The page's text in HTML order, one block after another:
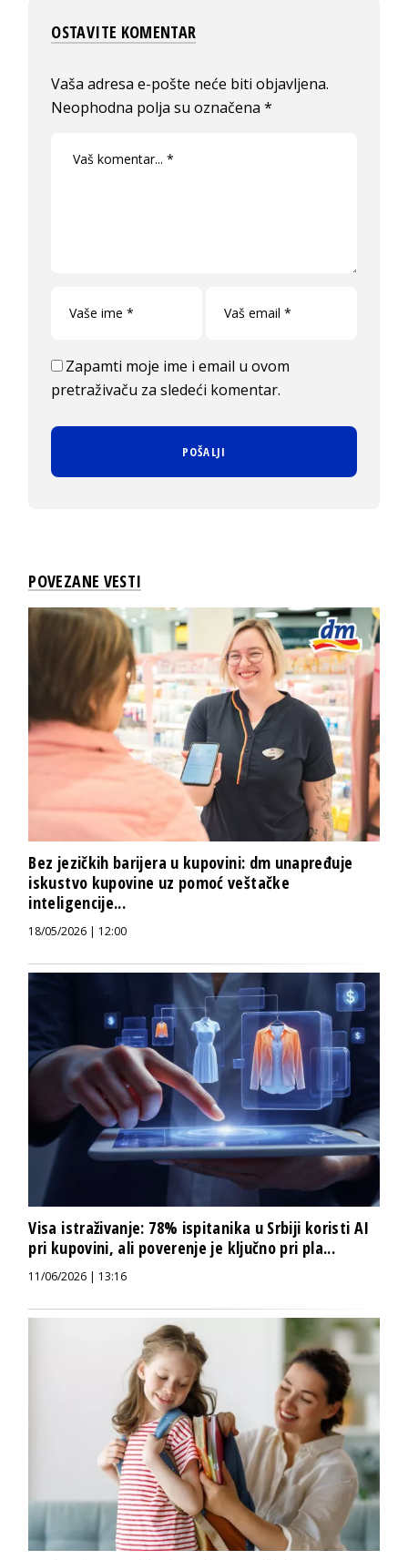
OSTAVITE KOMENTAR
Vaša adresa e-pošte neće biti objavljena.
Neophodna polja su označena*
Zapamti moje ime i email u ovom
pretraživaču za sledeći komentar.
POVEZANE VESTI
Bez jezičkih barijera u kupovini: dm unapređuje
iskustvo kupovine uz pomoć veštačke
inteligencije...
18/05/2026 | 12:00
Visa istraživanje: 78% ispitanika u Srbiji koristi AI
pri kupovini, ali poverenje je ključno pri pla...
11/06/2026 | 13:16